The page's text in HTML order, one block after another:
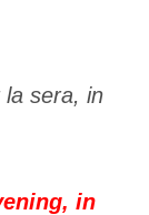
sera, in
in